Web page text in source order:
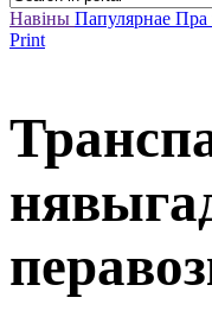
Навіны Папулярнае Пра
Print